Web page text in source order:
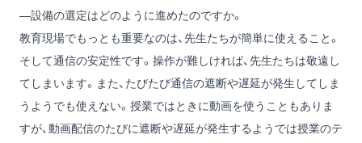
―設備の選定はどのように進めたのですか。
教育現場でもっとも重要なのは、先生たちが簡単に使えること。
そして通信の安定性です。操作が難しければ、先生たちは敬遠し
てしまいます。また、たびたび通信の遮断や遅延が発生してしま
うようでも使えない。授業ではときに動画を使うこともありま
すが、動画配信のたびに遮断や遅延が発生するようでは授業のテ